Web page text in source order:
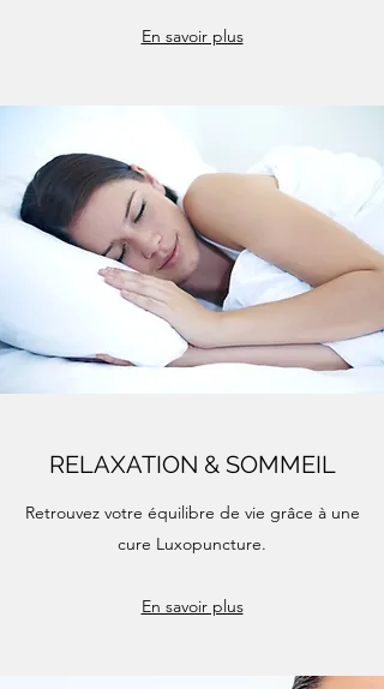
En savoir plus
RELAXATION & SOMMEIL
Retrouvez votre équilibre de vie grâce à une
cure Luxopuncture.
En savoir plus